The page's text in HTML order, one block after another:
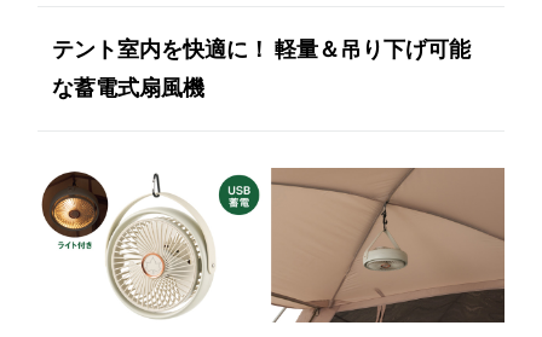
テント室内を快適に！ 軽量＆吊り下げ可能
な蓄電式扇風機